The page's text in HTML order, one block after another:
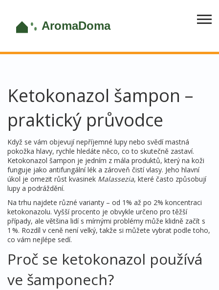
Ketokonazol šampon –
praktický průvodce
Když se vám objevují nepříjemné lupy nebo svědí mastná
pokožka hlavy, rychle hledáte něco, co to skutečně zastaví.
Ketokonazol šampon je jedním z mála produktů, který na koži
funguje jako antifungální lék a zároveň čistí vlasy. Jeho hlavní
úkol je omezit růst kvasinek Malassezia, které často způsobují
lupy a podráždění.
Na trhu najdete různé varianty – od 1% až po 2% koncentraci
ketokonazolu. Vyšší procento je obvykle určeno pro těžší
případy, ale většina lidí s mírnými problémy může klidně začít s
1 %. Rozdíl v ceně není velký, takže si můžete vybrat podle toho,
co vám nejlépe sedí.
Proč se ketokonazol používá
ve šamponech?